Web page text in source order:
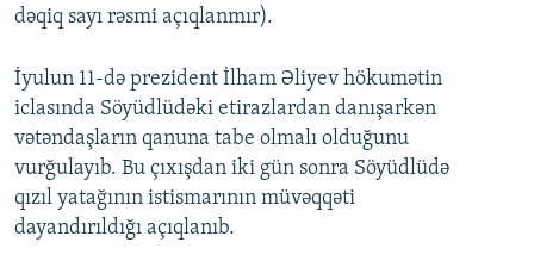
dəqiq sayı rəsmi açıqlanmır).
İyulun 11-də prezident İlham Əliyev hökumətin
iclasında Söyüdlüdəki etirazlardan danışarkən
vətəndaşların qanuna tabe olmalı olduğunu
vurğulayıb. Bu çıxışdan iki gün sonra Söyüdlüdə
qızıl yatağının istismarının müvəqqəti
dayandırıldığı açıqlanıb.